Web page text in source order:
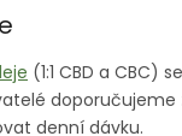
(1:1 CBD a
denní dávku.